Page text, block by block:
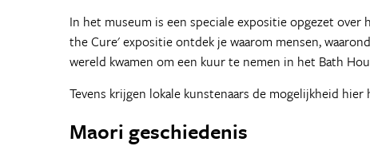
In het museum is een speciale expositie opgezet over
the Cure' expositie ontdek je waarom mensen,
wereld kwamen om een kuur te nemen in het Bath
Tevens krijgen lokale kunstenaars de mogelijkheid
Maori geschiedenis